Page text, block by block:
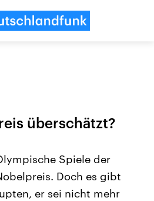
überschätzt?
Spiele der
Doch es gibt
er sei nicht mehr